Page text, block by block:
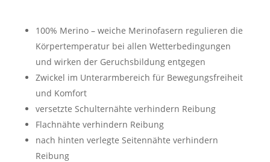
140,00 €100,00 €.
100% Merino – weiche Merinofasern regulieren die
Körpertemperatur bei allen Wetterbedingungen
und wirken der Geruchsbildung entgegen
Zwickel im Unterarmbereich für Bewegungsfreiheit
und Komfort
versetzte Schulternähte verhindern Reibung
Flachnähte verhindern Reibung
nach hinten verlegte Seitennähte verhindern
Reibung